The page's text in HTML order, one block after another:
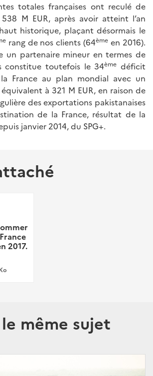
totales françaises ont reculé de
M EUR, après avoir atteint l’an
historique, plaçant désormais le
rang de nos clients (64ème en 2016).
un partenaire mineur en termes de
constitue toutefois le 34ème déficit
France au plan mondial avec un
à 321 M EUR, en raison de
des exportations pakistanaises
de la France, résultat de la
janvier 2014, du SPG+.
2017.
même sujet